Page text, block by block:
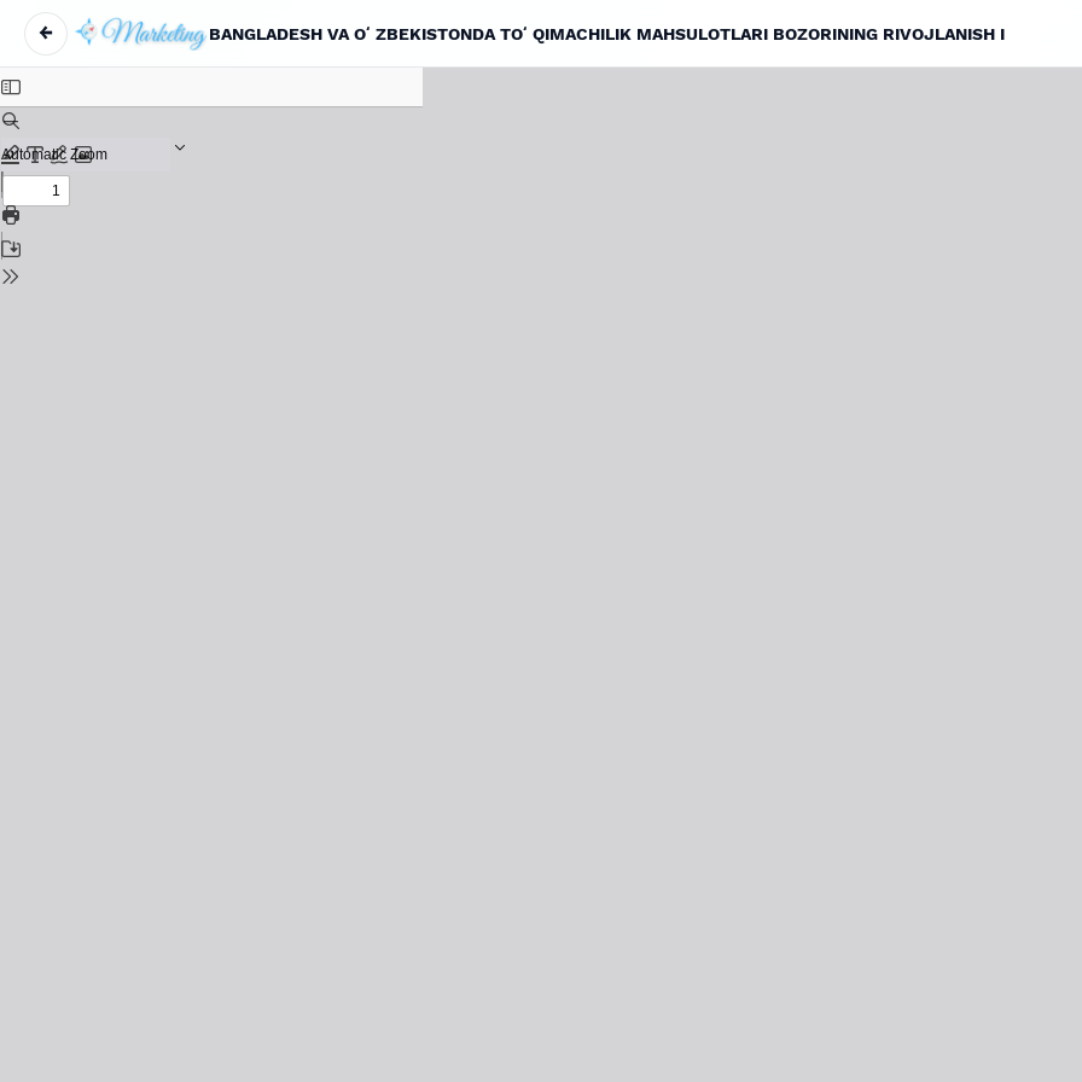
←
Maqola tafsilotlariga qaytish
BANGLADESH VA OʻZBEKISTONDA TOʻQIMACHILIK MAHSULOTLARI BOZORINING RIVOJLANISH I